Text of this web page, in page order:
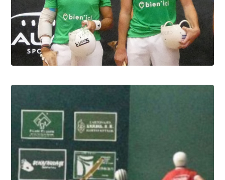
Summe league, la course aux "Slams"